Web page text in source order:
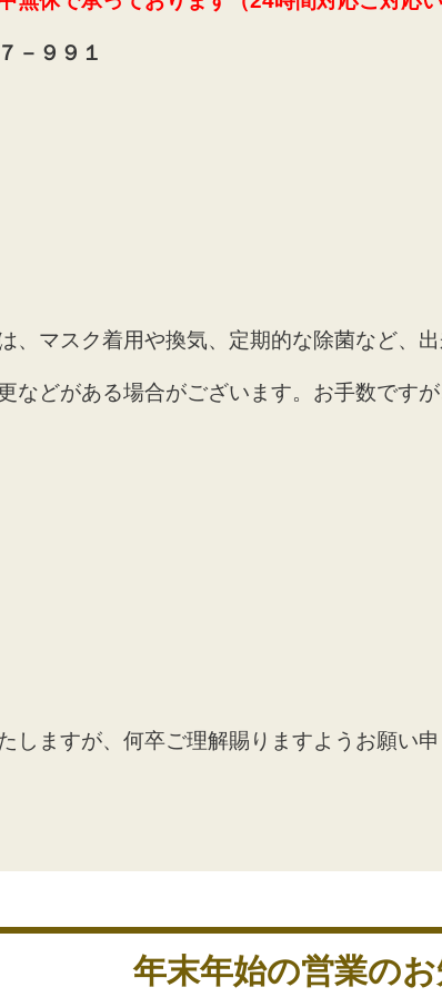
－９９１
マスク着用や換気、定期的な除菌など、
どがある場合がございます。お手数です
しますが、何卒ご理解賜りますようお願い申
年末年始の営業の